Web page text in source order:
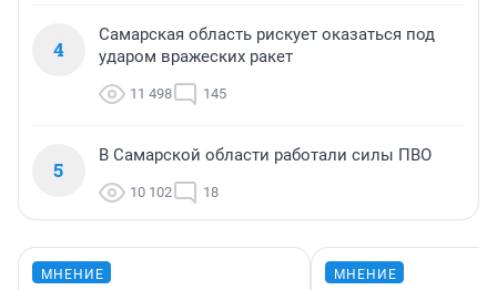
4
Самарская область рискует оказаться под
ударом вражеских ракет
11 498 145
5
В Самарской области работали силы ПВО
10 102 18
МНЕНИЕ МНЕНИЕ